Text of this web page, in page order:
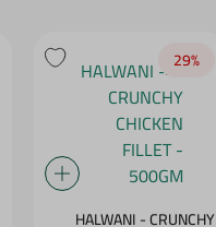
29‎%‎
HALWANI - CRUNCHY